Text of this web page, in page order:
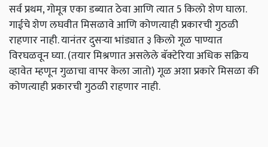
सर्व प्रथम, गोमूत्र एका डब्यात ठेवा आणि त्यात 5 किलो शेण घाला.
गाईचे शेण लघवीत मिसळावे आणि कोणत्याही प्रकारची गुठळी
राहणार नाही. यानंतर दुसऱ्या भांड्यात ३ किलो गूळ पाण्यात
विरघळवून घ्या. (तयार मिश्रणात असलेले बॅक्टेरिया अधिक सक्रिय
व्हावेत म्हणून गुळाचा वापर केला जातो) गूळ अशा प्रकारे मिसळा की
कोणत्याही प्रकारची गुठळी राहणार नाही.